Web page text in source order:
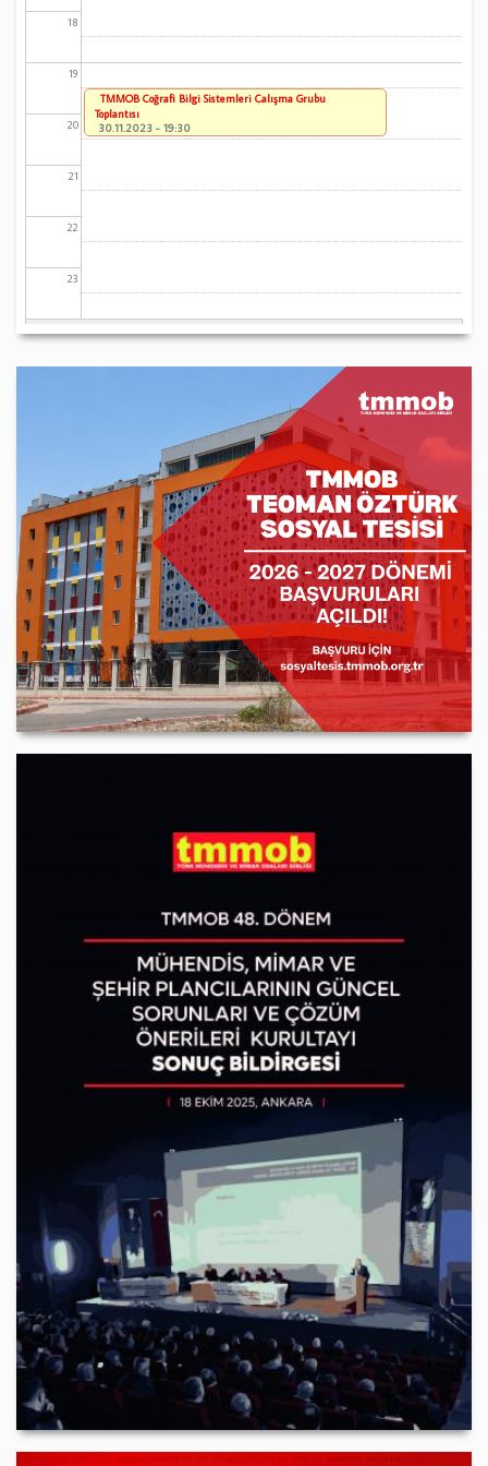
18
19
20
21
22
23
TMMOB Coğrafi Bilgi Sistemleri Çalışma Grubu
Toplantısı
30.11.2023 - 19:30